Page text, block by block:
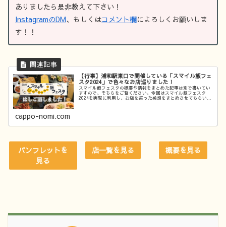
ありましたら是非教えて下さい！
InstagramのDM、もしくはコメント欄によろしくお願いしま
す！！
【行事】浦和駅東口で開催している「スマイル飯フェ
スタ2024」で色々なお店巡りました！
スマイル飯フェスタの概要や情報をまとめた記事は別で書いてい
ますので、そちらをご覧ください。今回はスマイル飯フェスタ
2024を実際に利用し、お店を巡った感想をまとめさせてもらいま
cappo-nomi.com
パンフレットを
見る
店一覧を見る 概要を見る